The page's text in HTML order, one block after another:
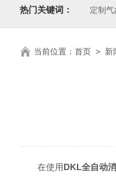
热门关键词： 定制
当前位置： 首页> 新
在使用DKL全自动